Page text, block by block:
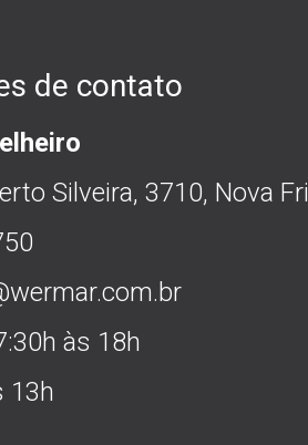
de contato
Silveira, 3710, Nova
às 18h
13h